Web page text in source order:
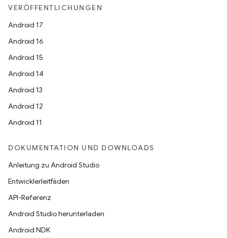
VERÖFFENTLICHUNGEN
Android 17
Android 16
Android 15
Android 14
Android 13
Android 12
Android 11
DOKUMENTATION UND DOWNLOADS
Anleitung zu Android Studio
Entwicklerleitfäden
API-Referenz
Android Studio herunterladen
Android NDK